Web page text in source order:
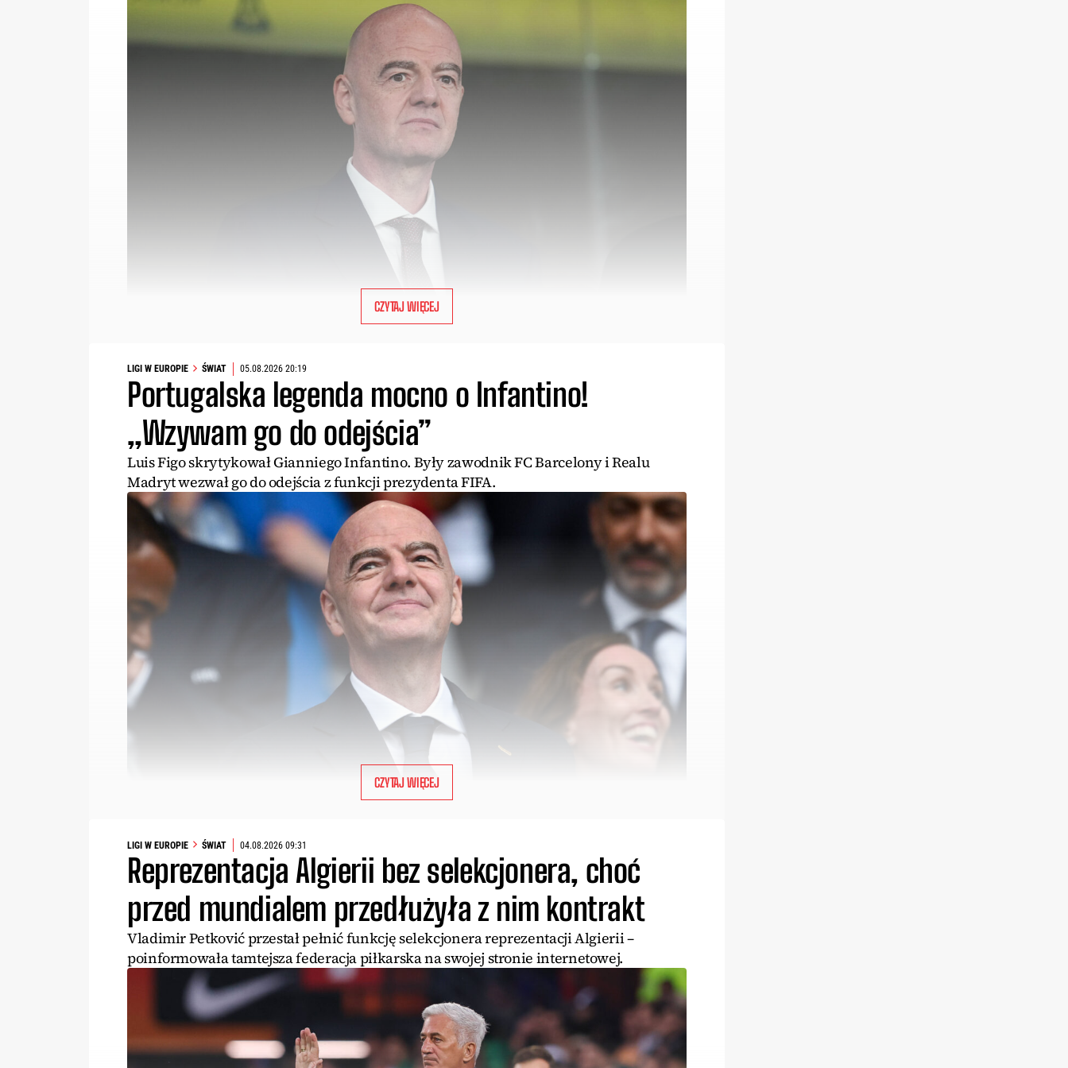
CZYTAJ WIĘCEJ
LIGI W EUROPIE ŚWIAT 05.08.2026 20:19
Portugalska legenda mocno o Infantino!
„Wzywam go do odejścia”
Luis Figo skrytykował Gianniego Infantino. Były zawodnik FC Barcelony i Realu
Madryt wezwał go do odejścia z funkcji prezydenta FIFA.
CZYTAJ WIĘCEJ
LIGI W EUROPIE ŚWIAT 04.08.2026 09:31
Reprezentacja Algierii bez selekcjonera, choć
przed mundialem przedłużyła z nim kontrakt
Vladimir Petković przestał pełnić funkcję selekcjonera reprezentacji Algierii –
poinformowała tamtejsza federacja piłkarska na swojej stronie internetowej.